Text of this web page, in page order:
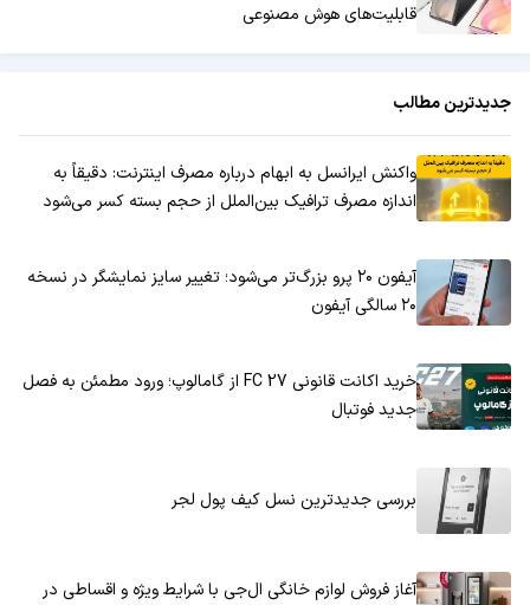
قابلیت‌های هوش مصنوعی
جدیدترین مطالب
واکنش ایرانسل به ابهام درباره مصرف اینترنت: دقیقاً به
اندازه مصرف ترافیک بین‌الملل از حجم بسته کسر می‌شود
آیفون ۲۰ پرو بزرگ‌تر می‌شود؛ تغییر سایز نمایشگر در نسخه
۲۰ سالگی آیفون
خرید اکانت قانونی FC 27 از گامالوپ؛ ورود مطمئن به فصل
جدید فوتبال
بررسی جدیدترین نسل کیف پول لجر
آغاز فروش لوازم خانگی ال‌جی با شرایط ویژه و اقساطی در